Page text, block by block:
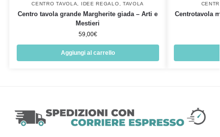
CENTRO TAVOLA IDEE REGALO TAVOLA
Centro tavola grande Margherite giada – Arti e
Mestieri
59,00€
Aggiungi al carrello
Centrotavola